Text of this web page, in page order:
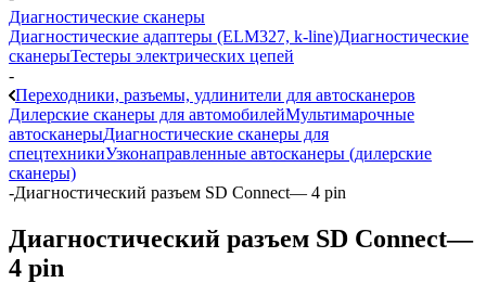
Диагностические сканеры
Диагностические адаптеры (ELM327, k-line)Диагностические
сканерыТестеры электрических цепей
-
Переходники, разъемы, удлинители для автосканеров
Дилерские сканеры для автомобилейМультимарочные
автосканерыДиагностические сканеры для
спецтехникиУзконаправленные автосканеры (дилерские
сканеры)
-Диагностический разъем SD Connect— 4 pin
Диагностический разъем SD Connect—
4 pin